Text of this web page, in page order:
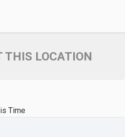
THIS LOCATION
Time